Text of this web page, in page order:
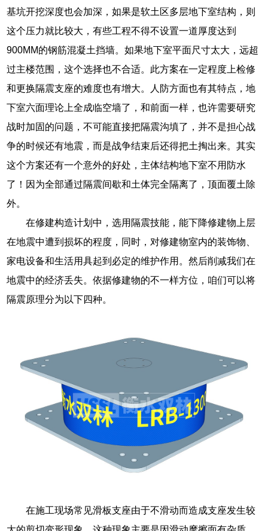
基坑开挖深度也会加深，如果是软土区多层地下室结构，则
这个压力就比较大，有些工程不得不设置一道厚度达到
900MM的钢筋混凝土挡墙。如果地下室平面尺寸太大，远超
过主楼范围，这个选择也不合适。此方案在一定程度上检修
和更换隔震支座的难度也有增大。人防方面也有其特点，地
下室六面理论上全成临空墙了，和前面一样，也许需要研究
战时加固的问题，不可能直接把隔震沟填了，并不是担心战
争的时候还有地震，而是战争结束后还得把土掏出来。其实
这个方案还有一个意外的好处，主体结构地下室不用防水
了！因为全部通过隔震间歇和土体完全隔离了，顶面覆土除
外。
在修建构造计划中，选用隔震技能，能下降修建物上层
在地震中遭到损坏的程度，同时，对修建物室内的装饰物、
家电设备和生活用具起到必定的维护作用。然后削减我们在
地震中的经济丢失。依据修建物的不一样方位，咱们可以将
隔震原理分为以下四种。
在施工现场常见滑板支座由于不滑动而造成支座发生较